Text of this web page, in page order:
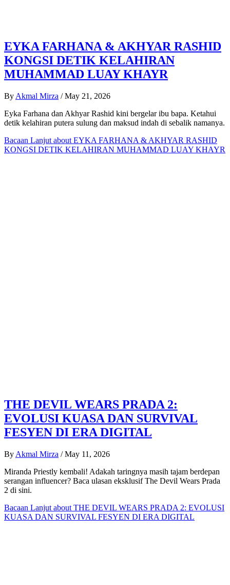
EYKA FARHANA & AKHYAR RASHID
KONGSI DETIK KELAHIRAN
MUHAMMAD LUAY KHAYR
By Akmal Mirza / May 21, 2026
Eyka Farhana dan Akhyar Rashid kini bergelar ibu bapa. Ketahui
detik kelahiran putera sulung dan maksud indah di sebalik namanya.
Bacaan Lanjut about EYKA FARHANA & AKHYAR RASHID
KONGSI DETIK KELAHIRAN MUHAMMAD LUAY KHAYR
THE DEVIL WEARS PRADA 2:
EVOLUSI KUASA DAN SURVIVAL
FESYEN DI ERA DIGITAL
By Akmal Mirza / May 11, 2026
Miranda Priestly kembali! Adakah taringnya masih tajam berdepan
serangan influencer? Baca ulasan eksklusif The Devil Wears Prada
2 di sini.
Bacaan Lanjut about THE DEVIL WEARS PRADA 2: EVOLUSI
KUASA DAN SURVIVAL FESYEN DI ERA DIGITAL